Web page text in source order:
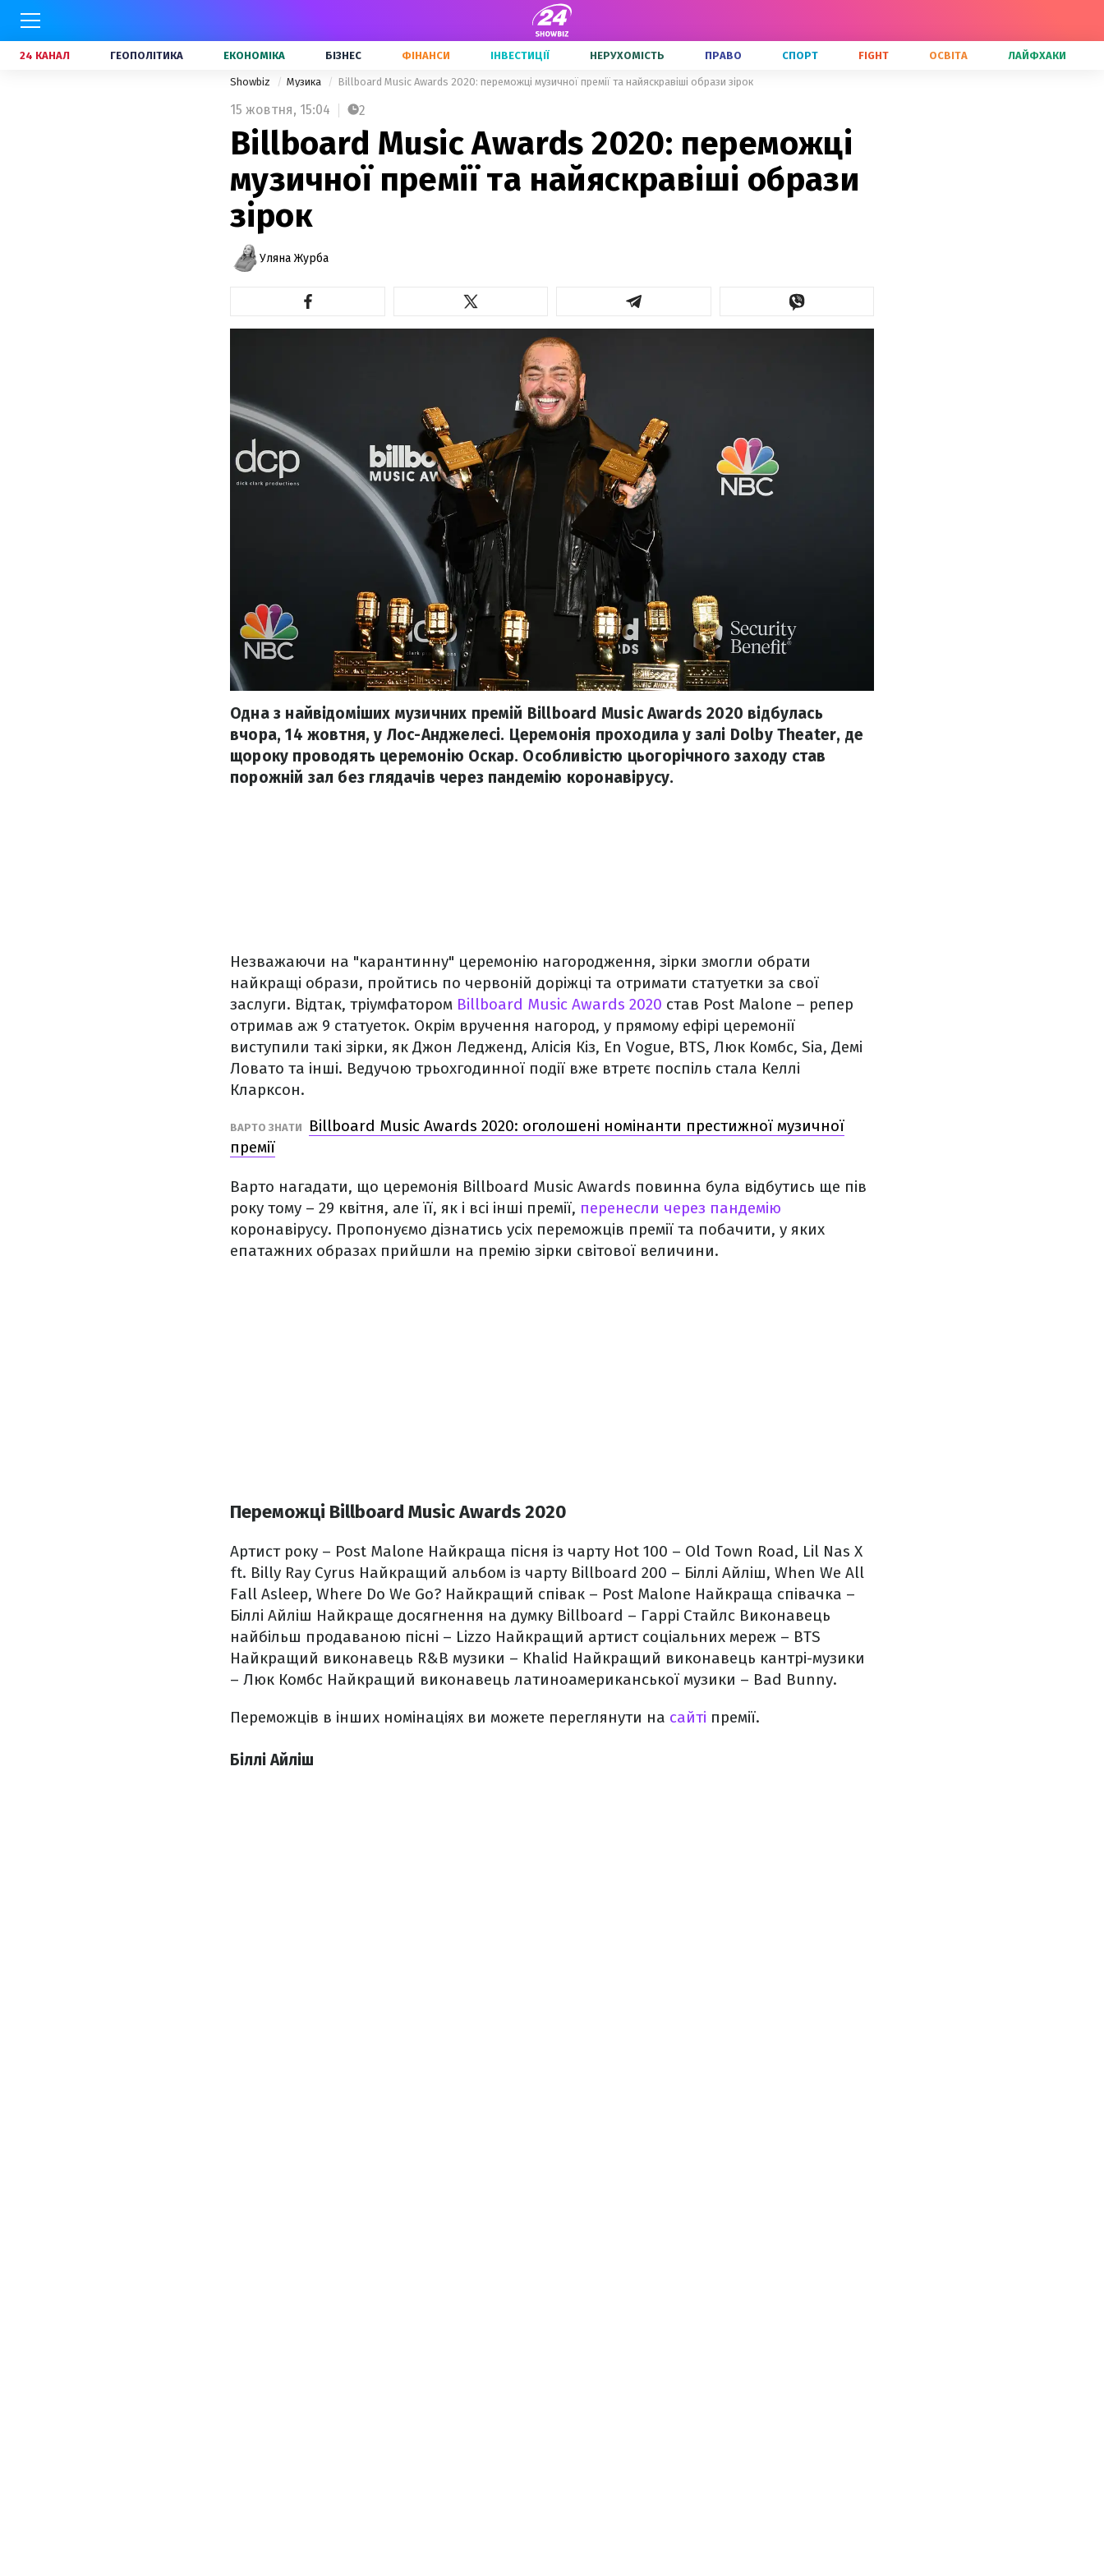
24 КАНАЛ ГЕОПОЛІТИКА ЕКОНОМІКА БІЗНЕС ФІНАНСИ ІНВЕСТИЦІЇ НЕРУХОМІСТЬ ПРАВО СПОРТ FIGHT ОСВІТА ЛАЙФХАКИ
Showbiz Музика Billboard Music Awards 2020: переможці музичної премії та найяскравіші образи зірок
15 жовтня, 15:04 2
Billboard Music Awards 2020: переможці
музичної премії та найяскравіші образи
зірок
Уляна Журба
Одна з найвідоміших музичних премій Billboard Music Awards 2020 відбулась
вчора, 14 жовтня, у Лос-Анджелесі. Церемонія проходила у залі Dolby Theater, де
щороку проводять церемонію Оскар. Особливістю цьогорічного заходу став
порожній зал без глядачів через пандемію коронавірусу.
Незважаючи на "карантинну" церемонію нагородження, зірки змогли обрати
найкращі образи, пройтись по червоній доріжці та отримати статуетки за свої
заслуги. Відтак, тріумфатором Billboard Music Awards 2020 став Post Malone – репер
отримав аж 9 статуеток. Окрім вручення нагород, у прямому ефірі церемонії
виступили такі зірки, як Джон Ледженд, Алісія Кіз, En Vogue, BTS, Люк Комбс, Sia, Демі
Ловато та інші. Ведучою трьохгодинної події вже втретє поспіль стала Келлі
Кларксон.
ВАРТО ЗНАТИ
Billboard Music Awards 2020: оголошені номінанти престижної музичної
премії
Варто нагадати, що церемонія Billboard Music Awards повинна була відбутись ще пів
року тому – 29 квітня, але її, як і всі інші премії, перенесли через пандемію
коронавірусу. Пропонуємо дізнатись усіх переможців премії та побачити, у яких
епатажних образах прийшли на премію зірки світової величини.
Переможці Billboard Music Awards 2020
Артист року – Post Malone Найкраща пісня із чарту Hot 100 – Old Town Road, Lil Nas X
ft. Billy Ray Cyrus Найкращий альбом із чарту Billboard 200 – Біллі Айліш, When We All
Fall Asleep, Where Do We Go? Найкращий співак – Post Malone Найкраща співачка –
Біллі Айліш Найкраще досягнення на думку Billboard – Гаррі Стайлс Виконавець
найбільш продаваною пісні – Lizzo Найкращий артист соціальних мереж – BTS
Найкращий виконавець R&B музики – Khalid Найкращий виконавець кантрі-музики
– Люк Комбс Найкращий виконавець латиноамериканської музики – Bad Bunny.
Переможців в інших номінаціях ви можете переглянути на сайті премії.
Біллі Айліш